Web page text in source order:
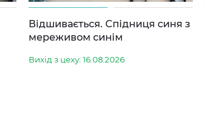
Відшивається. Спідниця синя з
мереживом синім
Вихід з цеху: 16.08.2026